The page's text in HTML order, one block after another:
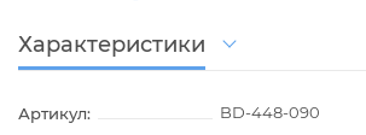
Характеристики
Артикул:
BD-448-090